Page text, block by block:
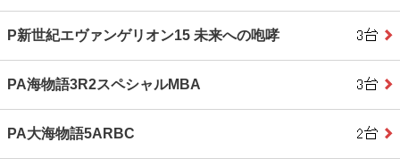
P新世紀エヴァンゲリオン15 未来への咆哮
PA海物語3R2スペシャルMBA
PA大海物語5ARBC